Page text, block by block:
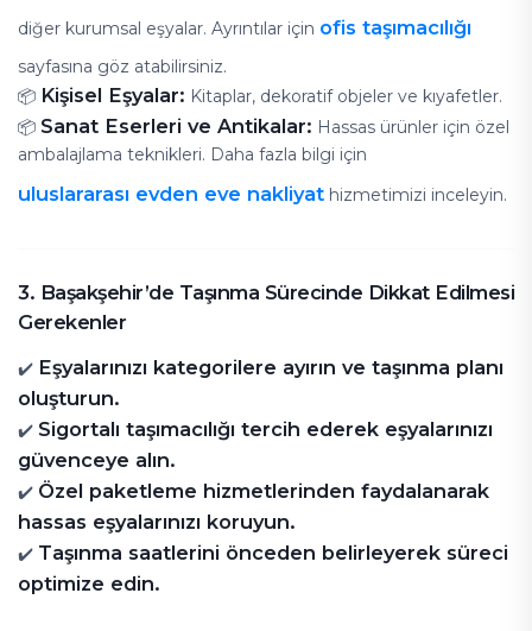
diğer kurumsal eşyalar. Ayrıntılar için ofis taşımacılığı
sayfasına göz atabilirsiniz.
📦 Kişisel Eşyalar: Kitaplar, dekoratif objeler ve kıyafetler.
📦 Sanat Eserleri ve Antikalar: Hassas ürünler için özel
ambalajlama teknikleri. Daha fazla bilgi için
uluslararası evden eve nakliyat hizmetimizi inceleyin.
3. Başakşehir’de Taşınma Sürecinde Dikkat Edilmesi
Gerekenler
✔️ Eşyalarınızı kategorilere ayırın ve taşınma planı
oluşturun.
✔️ Sigortalı taşımacılığı tercih ederek eşyalarınızı
güvenceye alın.
✔️ Özel paketleme hizmetlerinden faydalanarak
hassas eşyalarınızı koruyun.
✔️ Taşınma saatlerini önceden belirleyerek süreci
optimize edin.